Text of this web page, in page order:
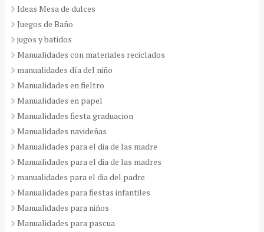
Ideas Mesa de dulces
Juegos de Baño
jugos y batidos
Manualidades con materiales reciclados
manualidades día del niño
Manualidades en fieltro
Manualidades en papel
Manualidades fiesta graduacion
Manualidades navideñas
Manualidades para el dia de las madre
Manualidades para el dia de las madres
manualidades para el dia del padre
Manualidades para fiestas infantiles
Manualidades para niños
Manualidades para pascua